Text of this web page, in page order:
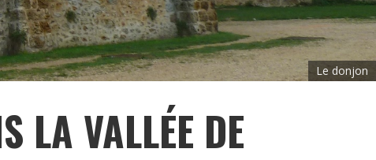
Le donjon
LA VALLÉE DE